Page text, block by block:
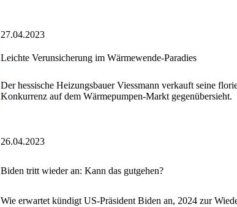
27.04.2023
Leichte Verunsicherung im Wärmewende-Paradies
Der hessische Heizungsbauer Viessmann verkauft seine
Konkurrenz auf dem Wärmepumpen-Markt gegenübersieht.
26.04.2023
Biden tritt wieder an: Kann das gutgehen?
Wie erwartet kündigt US-Präsident Biden an, 2024 zur